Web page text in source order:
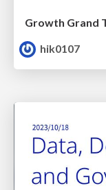
Growth Grand
hik0107